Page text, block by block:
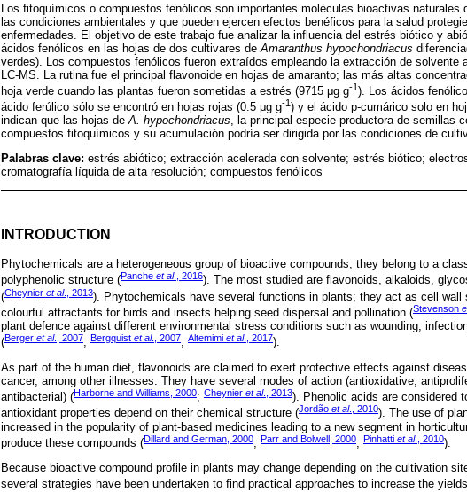
Los fitoquímicos o compuestos fenólicos son importantes moléculas bioactivas
las condiciones ambientales y que pueden ejercen efectos benéficos para la salud
enfermedades. El objetivo de este trabajo fue analizar la influencia del estrés biótico y
ácidos fenólicos en las hojas de dos cultivares de Amaranthus hypochondriacus
verdes). Los compuestos fenólicos fueron extraídos empleando la extracción de solvente
LC-MS. La rutina fue el principal flavonoide en hojas de amaranto; las más altas
hoja verde cuando las plantas fueron sometidas a estrés (9715 μg g-1). Los ácidos
ácido ferúlico sólo se encontró en hojas rojas (0.5 μg g‑1) y el ácido p-cumárico solo en
indican que las hojas deA. hypochondriacus, la principal especie productora de semillas
compuestos fitoquímicos y su acumulación podría ser dirigida por las condiciones de
Palabras clave: estrés abiótico; extracción acelerada con solvente; estrés biótico;
cromatografía líquida de alta resolución; compuestos fenólicos
INTRODUCTION
Phytochemicals are a heterogeneous group of bioactive compounds; they belong to a
polyphenolic structure (Panche et al., 2016). The most studied are flavonoids, alkaloids,
(Cheynier et al., 2013). Phytochemicals have several functions in plants; they act as cell wall
colourful attractants for birds and insects helping seed dispersal and pollination (Stevenson
plant defence against different environmental stress conditions such as wounding,
(Berger et al., 2007; Bergquist et al., 2007; Altemimi et al., 2017).
As part of the human diet, flavonoids are claimed to exert protective effects against
cancer, among other illnesses. They have several modes of action (antioxidative,
antibacterial) (Harborne and Williams, 2000; Cheynier et al., 2013). Phenolic acids are considered
antioxidant properties depend on their chemical structure (Jordão et al., 2010). The use of
increased in the popularity of plant-based medicines leading to a new segment in
produce these compounds (Dillard and German, 2000; Parr and Bolwell, 2000; Pinhatti et al., 2010).
Because bioactive compound profile in plants may change depending on the cultivation
several strategies have been undertaken to find practical approaches to increase the